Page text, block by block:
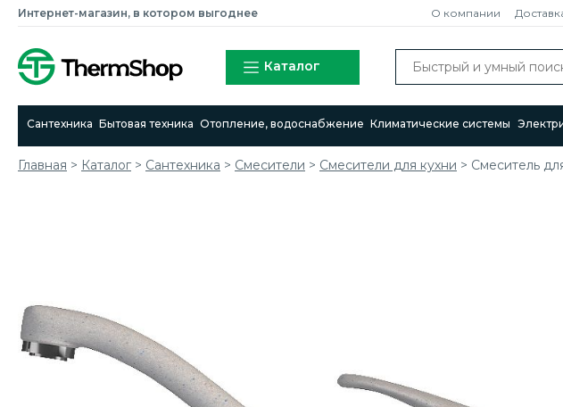
Интернет-магазин, в котором выгоднее О компании
Каталог
Сантехника Бытовая техника Отопление, водоснабжение Климатические системы
Главная > Каталог > Сантехника > Смесители > Cмесители для кухни > Смеситель